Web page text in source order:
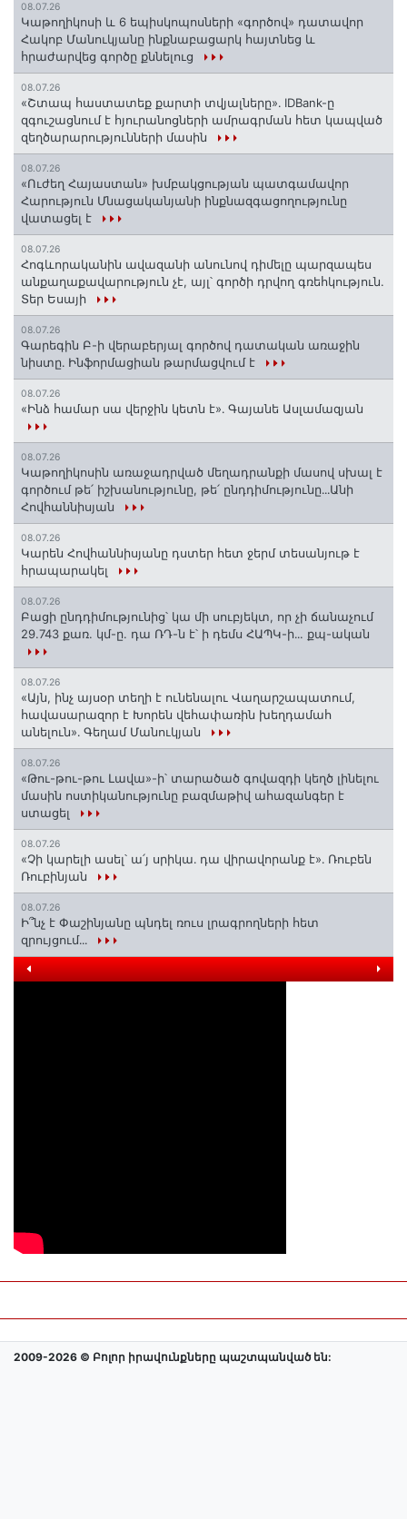
08.07.26
️Կաթողիկոսի և 6 եպիսկոպոսների «գործով» դատավոր
Հակոբ Մանուկյանը ինքնաբացարկ հայտնեց և
հրաժարվեց գործը քննելուց
08.07.26
«Շտապ հաստատեք քարտի տվյալները»․ IDBank-ը
զգուշացնում է հյուրանոցների ամրագրման հետ կապված
զեղծարարությունների մասին
08.07.26
«Ուժեղ Հայաստան» խմբակցության պատգամավոր
Հարություն Մնացականյանի ինքնազգացողությունը
վատացել է
08.07.26
Հոգևորականին ավազանի անունով դիմելը պարզապես
անքաղաքավարություն չէ, այլ՝ գործի դրվող գռեհկություն.
Տեր Եսայի
08.07.26
Գարեգին Բ-ի վերաբերյալ գործով դատական առաջին
նիստը․ Ինֆորմացիան թարմացվում է
08.07.26
«Ինձ համար սա վերջին կետն է»․ Գայանե Ասլամազյան
08.07.26
Կաթողիկոսին առաջադրված մեղադրանքի մասով սխալ է
գործում թե՛ իշխանությունը, թե՛ ընդդիմությունը․․․Անի
Հովհաննիսյան
08.07.26
Կարեն Հովհաննիսյանը դստեր հետ ջերմ տեսանյութ է
հրապարակել
08.07.26
Բացի ընդդիմությունից՝ կա մի սուբյեկտ, որ չի ճանաչում
29.743 քառ. կմ-ը. դա ՌԴ-ն է՝ ի դեմս ՀԱՊԿ-ի․․. քպ-ական
08.07.26
«Այն, ինչ այսօր տեղի է ունենալու Վաղարշապատում,
հավասարազոր է Խորեն վեհափառին խեղդամահ
անելուն»․ Գեղամ Մանուկյան
08.07.26
«Թու-թու-թու Լավա»-ի՝ տարածած գովազդի կեղծ լինելու
մասին ոստիկանությունը բազմաթիվ ահազանգեր է
ստացել
08.07.26
«Չի կարելի ասել՝ ա՛յ սրիկա․ դա վիրավորանք է»․ Ռուբեն
Ռուբինյան
08.07.26
Ի՞նչ է Փաշինյանը պնդել ռուս լրագրողների հետ
զրույցում․․․
2009-2026 © Բոլոր իրավունքները պաշտպանված են: